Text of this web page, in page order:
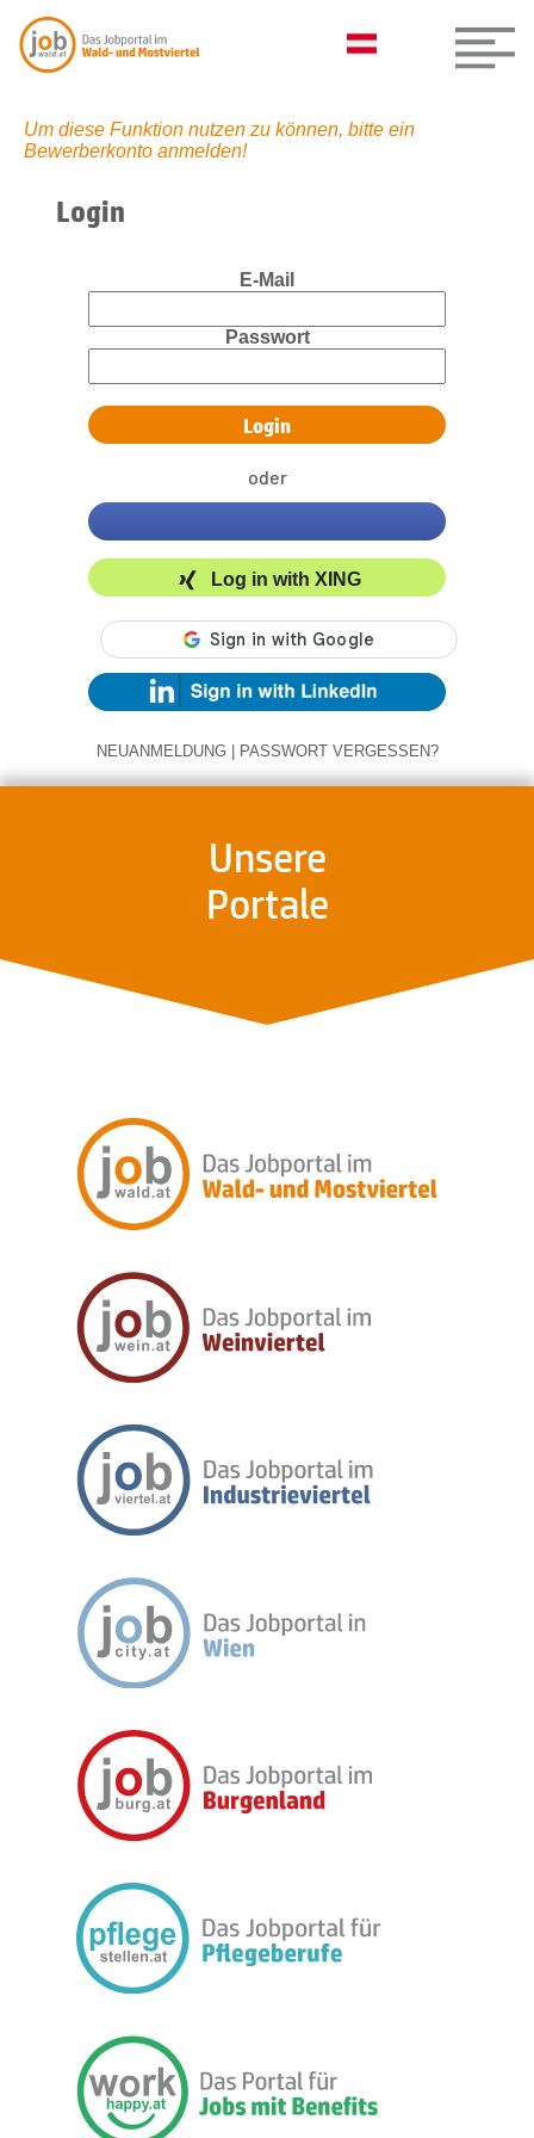
Um diese Funktion nutzen zu können, bitte ein
Bewerberkonto anmelden!
Login
E-Mail
Passwort
oder
Log in with XING
NEUANMELDUNG | PASSWORT VERGESSEN?
Unsere
Portale